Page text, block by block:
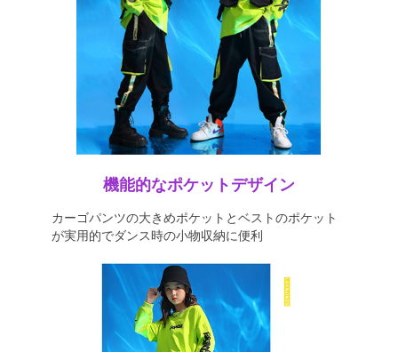
機能的なポケットデザイン
カーゴパンツの大きめポケットとベストのポケット
が実用的でダンス時の小物収納に便利